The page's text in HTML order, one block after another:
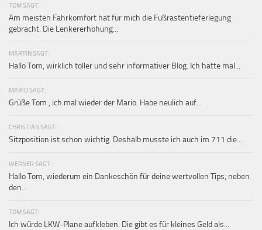
TOM SAGT:
Am meisten Fahrkomfort hat für mich die Fußrastentieferlegung
gebracht. Die Lenkererhöhung...
MARTIN SAGT:
Hallo Tom, wirklich toller und sehr informativer Blog. Ich hätte mal...
MARIO SAGT:
Grüße Tom , ich mal wieder der Mario. Habe neulich auf...
CHRISTIAN SAGT:
Sitzposition ist schon wichtig. Deshalb musste ich auch im 711 die...
WERNER SAGT:
Hallo Tom, wiederum ein Dankeschön für deine wertvollen Tips; neben
den...
TOM SAGT:
Ich würde LKW-Plane aufkleben. Die gibt es für kleines Geld als...